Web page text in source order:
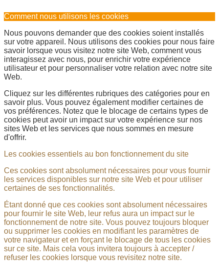
Comment nous utilisons les cookies
Nous pouvons demander que des cookies soient installés
sur votre appareil. Nous utilisons des cookies pour nous faire
savoir lorsque vous visitez notre site Web, comment vous
interagissez avec nous, pour enrichir votre expérience
utilisateur et pour personnaliser votre relation avec notre site
Web.
Cliquez sur les différentes rubriques des catégories pour en
savoir plus. Vous pouvez également modifier certaines de
vos préférences. Notez que le blocage de certains types de
cookies peut avoir un impact sur votre expérience sur nos
sites Web et les services que nous sommes en mesure
d'offrir.
Les cookies essentiels au bon fonctionnement du site
Ces cookies sont absolument nécessaires pour vous fournir
les services disponibles sur notre site Web et pour utiliser
certaines de ses fonctionnalités.
Étant donné que ces cookies sont absolument nécessaires
pour fournir le site Web, leur refus aura un impact sur le
fonctionnement de notre site. Vous pouvez toujours bloquer
ou supprimer les cookies en modifiant les paramètres de
votre navigateur et en forçant le blocage de tous les cookies
sur ce site. Mais cela vous invitera toujours à accepter /
refuser les cookies lorsque vous revisitez notre site.